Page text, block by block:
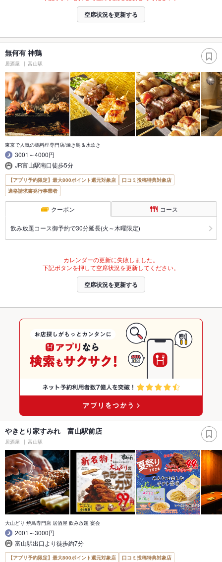
空席状況を更新する
無何有 神鶏
居酒屋 富山駅
東京で人気の鶏料理専門店/焼き鳥＆水炊き
3001～4000円
JR富山駅南口徒歩5分
【アプリ予約限定】最大800ポイント還元対象店
口コミ投稿特典対象店
適格請求書発行事業者
クーポン コース
飲み放題コース御予約で30分延長(火～木曜限定)
カレンダーの更新に失敗しました。
下記ボタンを押して空席状況を更新してください。
空席状況を更新する
やきとり家すみれ 富山駅前店
居酒屋 富山駅
大山どり 焼鳥専門店 居酒屋 飲み放題 宴会
2001～3000円
富山駅出口より徒歩約7分
【アプリ予約限定】最大800ポイント還元対象店 口コミ投稿特典対象店